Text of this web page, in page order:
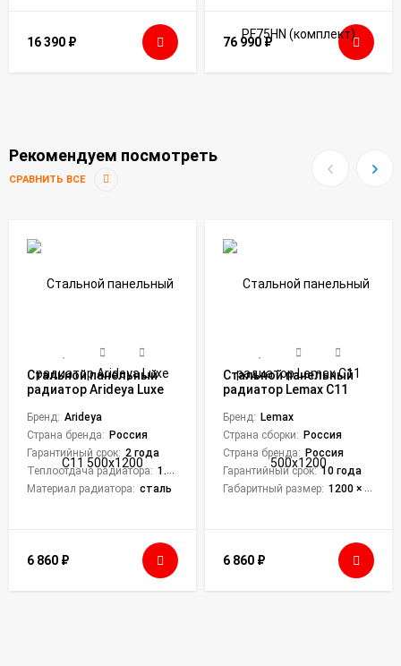
16 390 ₽ 76 990₽
Рекомендуем посмотреть
СРАВНИТЬ ВСЕ
Стальной панельный
радиатор Arideya Luxe
Бренд: Arideya
Страна бренда: Россия
Гарантийный срок: 2 года
Теплоотдача радиатора: 1.457 кВт
Материал радиатора: сталь
6 860 ₽
Стальной панельный
радиатор Lemax C11
Бренд: Lemax
Страна сборки: Россия
Страна бренда: Россия
Гарантийный срок: 10 года
Габаритный размер: 1200 × 500 × 62 мм
6 860 ₽